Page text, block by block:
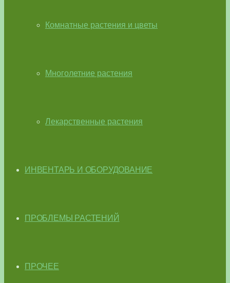
Комнатные растения и цветы
Многолетние растения
Лекарственные растения
ИНВЕНТАРЬ И ОБОРУДОВАНИЕ
ПРОБЛЕМЫ РАСТЕНИЙ
ПРОЧЕЕ